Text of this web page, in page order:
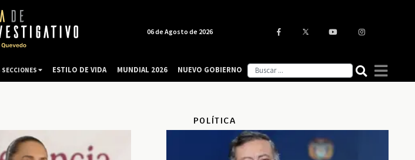
POLÍTICA
06 de Agosto de 2026
SECCIONES ESTILO DE VIDA MUNDIAL 2026 NUEVO GOBIERNO